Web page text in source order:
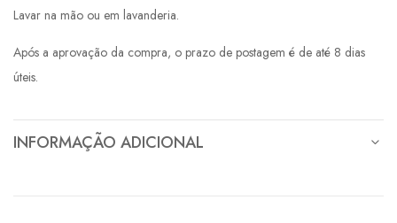
Lavar na mão ou em lavanderia.
Após a aprovação da compra, o prazo de postagem é de até 8 dias
úteis.
INFORMAÇÃO ADICIONAL